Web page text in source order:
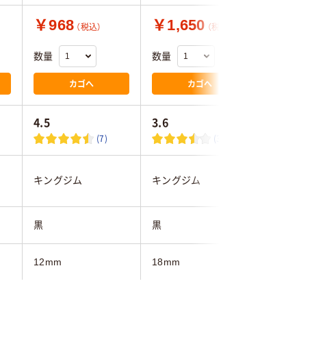
￥968 （税込）
数量
カゴへ
￥1,650 （税込）
数量
カゴへ
4.5
(7)
3.6
(3)
キングジム キングジム
黒 黒
12mm 18mm